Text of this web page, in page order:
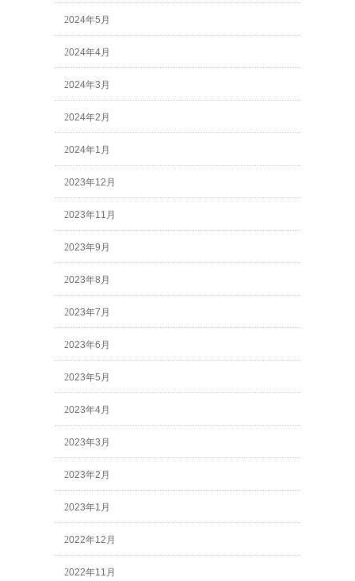
2024年5月
2024年4月
2024年3月
2024年2月
2024年1月
2023年12月
2023年11月
2023年9月
2023年8月
2023年7月
2023年6月
2023年5月
2023年4月
2023年3月
2023年2月
2023年1月
2022年12月
2022年11月